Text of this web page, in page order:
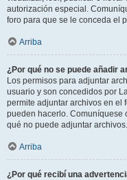
autorización especial.
foro para que se le conceda el
Arriba
¿Por qué no se puede añadir
Los permisos para adjuntar
usuario y son concedidos por
permite adjuntar archivos en el
pueden hacerlo. Comuníquese
qué no puede adjuntar archivos.
Arriba
¿Por qué recibí una